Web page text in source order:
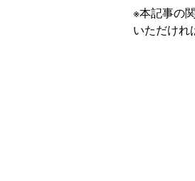
※本記事の
いただけれ